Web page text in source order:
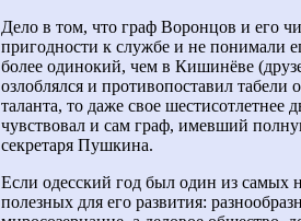
Дело в том, что граф Воронцов и его
пригодности к службе и не понимали
более одинокий, чем в Кишинёве
озлоблялся и противопоставил табели
таланта, то даже свое шестисотлетнее
чувствовал и сам граф, имевший
секретаря Пушкина.
Если одесский год был один из самых
полезных для его развития: